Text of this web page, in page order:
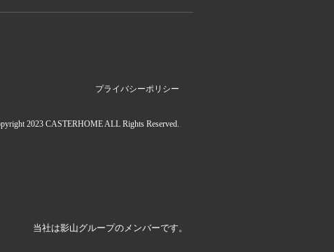
プライバシーポリシー
2023 CASTERHOME ALL Rights Reserved.
当社は影山グループのメンバーです。